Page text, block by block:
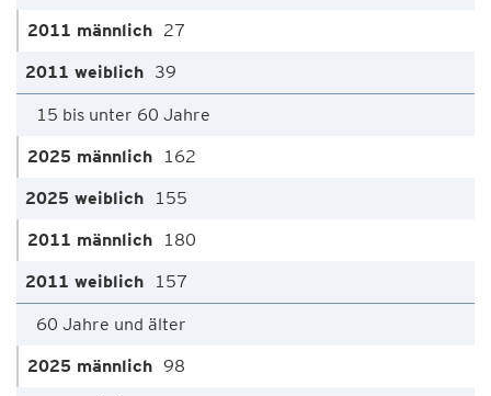
27
39
15 bis unter 60 Jahre
162
155
180
157
60 Jahre und älter
98